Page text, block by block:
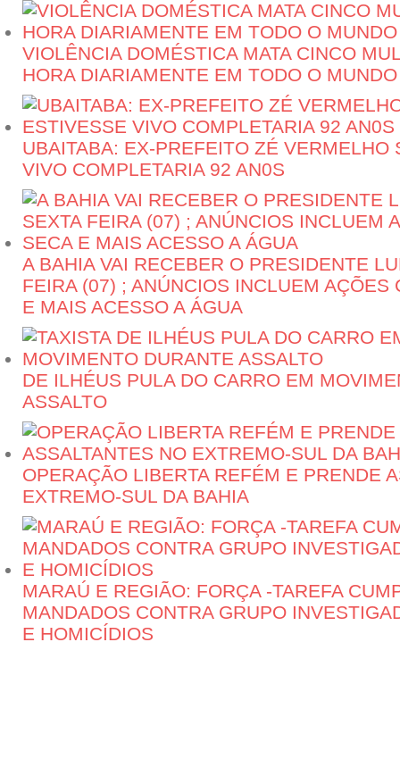
VIOLÊNCIA DOMÉSTICA MATA CINCO
HORA DIARIAMENTE EM TODO O MUNDO
UBAITABA: EX-PREFEITO ZÉ VERMELHO
VIVO COMPLETARIA 92 AN0S
A BAHIA VAI RECEBER O PRESIDENTE
FEIRA (07) ; ANÚNCIOS INCLUEM AÇÕES
E MAIS ACESSO A ÁGUA
DE ILHÉUS PULA DO CARRO EM
ASSALTO
OPERAÇÃO LIBERTA REFÉM E PRENDE
EXTREMO-SUL DA BAHIA
MARAÚ E REGIÃO: FORÇA -TAREFA
MANDADOS CONTRA GRUPO
E HOMICÍDIOS